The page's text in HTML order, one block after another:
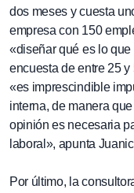
dos meses y cuesta
empresa con 150
«diseñar qué es lo
encuesta de entre 25
«es imprescindible
interna, de manera
opinión es necesaria
laboral», apunta
Por último, la